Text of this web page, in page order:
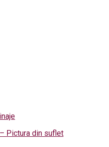
Pictura din suflet